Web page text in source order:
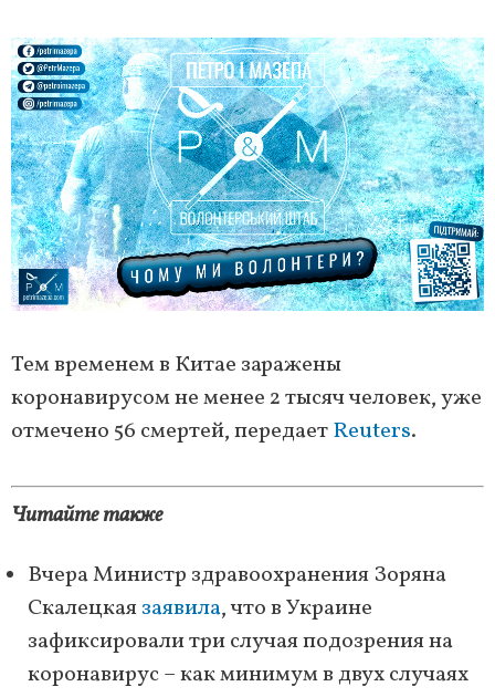
Тем временем в Китае заражены
коронавирусом не менее 2 тысяч человек, уже
отмечено 56 смертей, передаетReuters.
Читайте также
Вчера Министр здравоохранения Зоряна
Скалецкаязаявила, что в Украине
зафиксировали три случая подозрения на
коронавирус – как минимум в двух случаях